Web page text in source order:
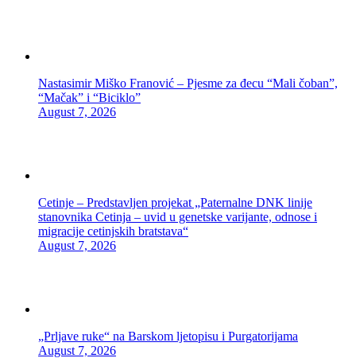
Nastasimir Miško Franović – Pjesme za đecu “Mali čoban”,
“Mačak” i “Biciklo”
August 7, 2026
Cetinje – Predstavljen projekat „Paternalne DNK linije
stanovnika Cetinja – uvid u genetske varijante, odnose i
migracije cetinjskih bratstava“
August 7, 2026
„Prljave ruke“ na Barskom ljetopisu i Purgatorijama
August 7, 2026